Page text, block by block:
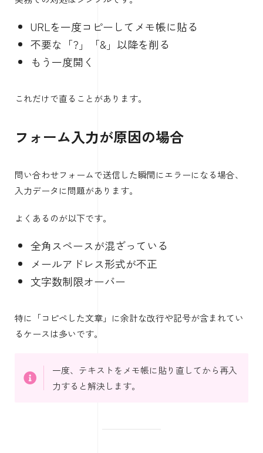
URLを一度コピーしてメモ帳に貼る
不要な「?」「&」以降を削る
もう一度開く
これだけで直ることがあります。
フォーム入力が原因の場合
問い合わせフォームで送信した瞬間にエラーになる場合、
入力データに問題があります。
よくあるのが以下です。
全角スペースが混ざっている
メールアドレス形式が不正
文字数制限オーバー
特に「コピペした文章」に余計な改行や記号が含まれてい
るケースは多いです。
一度、テキストをメモ帳に貼り直してから再入
力すると解決します。